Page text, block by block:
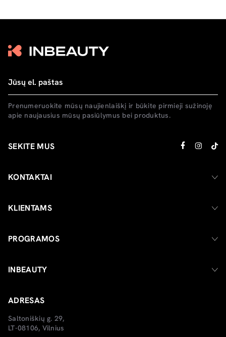
Prenumeruokite mūsų naujienlaiškį ir būkite pirmieji sužinoję
apie naujausius mūsų pasiūlymus bei produktus.
SEKITE MUS
KONTAKTAI
KLIENTAMS
PROGRAMOS
INBEAUTY
ADRESAS
Saltoniškių g. 29,
LT-08106, Vilnius